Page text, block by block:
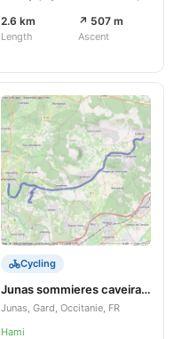
2.6 km
Length
↗ 507 m
Ascent
Cycling
Junas sommieres caveirac junas
Junas, Gard, Occitanie, FR
Hami